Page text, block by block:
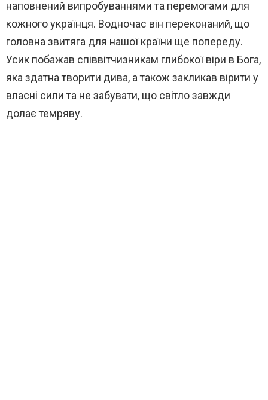
наповнений випробуваннями та перемогами для
кожного українця. Водночас він переконаний, що
головна звитяга для нашої країни ще попереду.
Усик побажав співвітчизникам глибокої віри в Бога,
яка здатна творити дива, а також закликав вірити у
власні сили та не забувати, що світло завжди
долає темряву.